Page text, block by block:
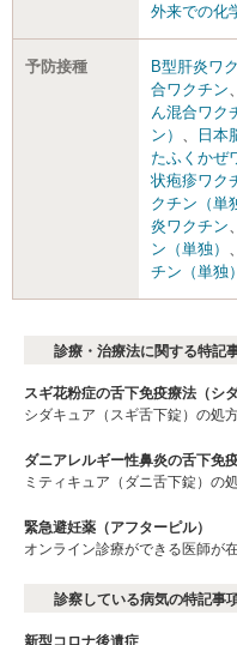
外来での化
予防接種 B型肝炎ワ
合ワクチン
ん混合ワク
ン）
日本
たふくかぜ
状疱疹ワク
クチン（単
炎ワクチン
ン（単独）
チン（単独）
診療・治療法に関する特記
スギ花粉症の舌下免疫療法（シダ
シダキュア（スギ舌下錠）の処
ダニアレルギー性鼻炎の舌下免
ミティキュア（ダニ舌下錠）の
緊急避妊薬（アフターピル）
オンライン診療ができる医師が
診察している病気の特記事
新型コロナ後遺症